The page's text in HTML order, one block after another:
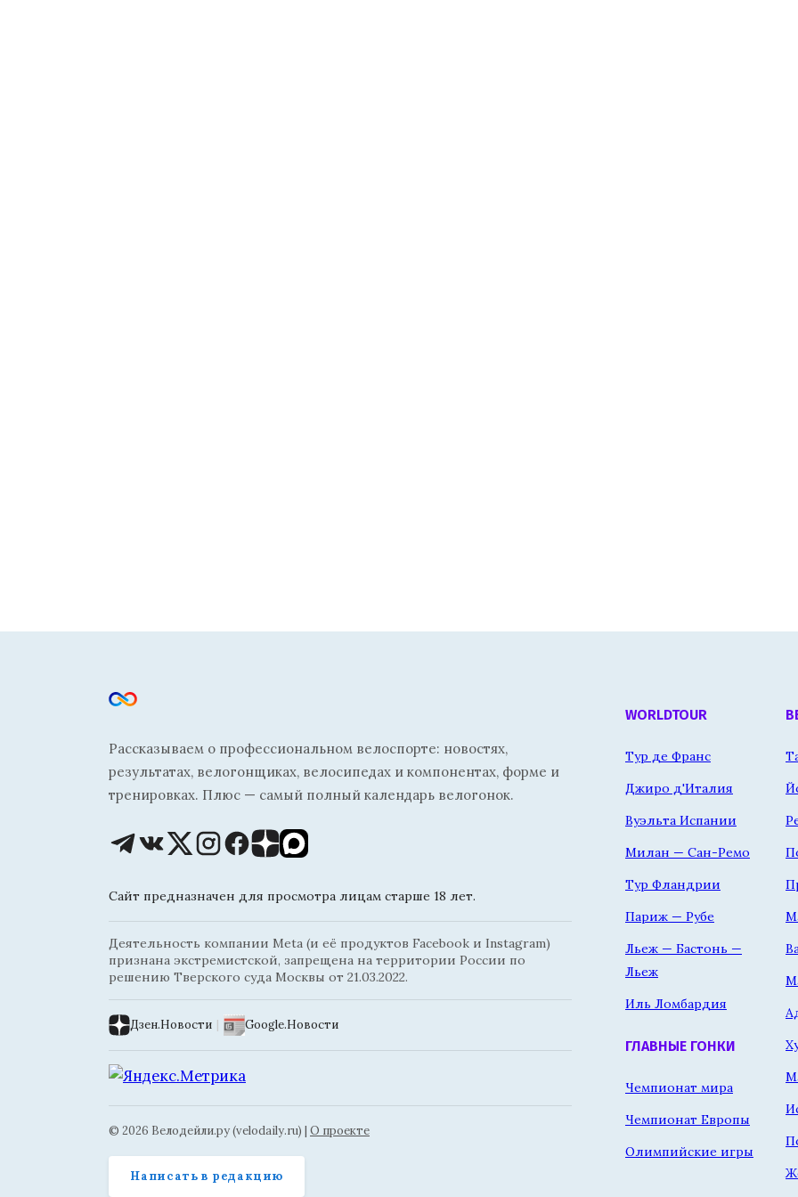
Рассказываем о профессиональном велоспорте: новостях,
результатах, велогонщиках, велосипедах и компонентах, форме и
тренировках. Плюс — самый полный календарь велогонок.
Сайт предназначен для просмотра лицам старше 18 лет.
Деятельность компании Meta (и её продуктов Facebook и Instagram)
признана экстремистской, запрещена на территории России по
решению Тверского суда Москвы от 21.03.2022.
Дзен.Новости | Google.Новости
© 2026 Велодейли.ру (velodaily.ru) | О проекте
Написать в редакцию
WORLDTOUR
Тур де Франс
Джиро д'Италия
Вуэльта Испании
Милан — Сан-Ремо
Тур Фландрии
Париж — Рубе
Льеж — Бастонь —
Льеж
Иль Ломбардия
ГЛАВНЫЕ ГОНКИ
Чемпионат мира
Чемпионат Европы
Олимпийские игры